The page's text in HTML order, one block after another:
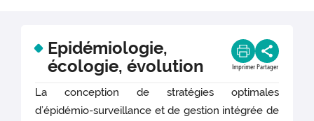
Epidémiologie,
écologie, évolution
Imprimer Partager
La conception de stratégies optimales
d’épidémio-surveillance et de gestion intégrée de